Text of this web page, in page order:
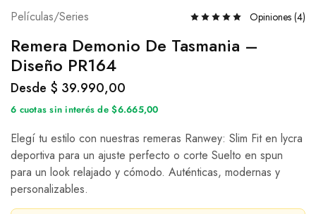
Películas/Series Opiniones (4)
Remera Demonio De Tasmania –
Diseño PR164
Desde $ 39.990,00
6 cuotas sin interés de $6.665,00
Elegí tu estilo con nuestras remeras Ranwey: Slim Fit en lycra
deportiva para un ajuste perfecto o corte Suelto en spun
para un look relajado y cómodo. Auténticas, modernas y
personalizables.